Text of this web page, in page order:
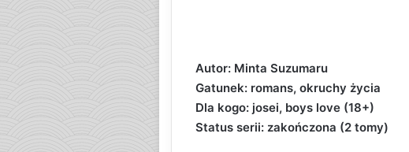
Autor: Minta Suzumaru
Gatunek: romans, okruchy życia
Dla kogo: josei, boys love (18+)
Status serii: zakończona (2 tomy)